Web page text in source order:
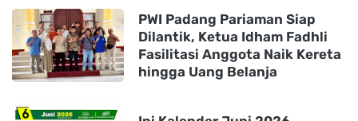
PWI Padang Pariaman Siap
Dilantik, Ketua Idham Fadhli
Fasilitasi Anggota Naik Kereta
hingga Uang Belanja